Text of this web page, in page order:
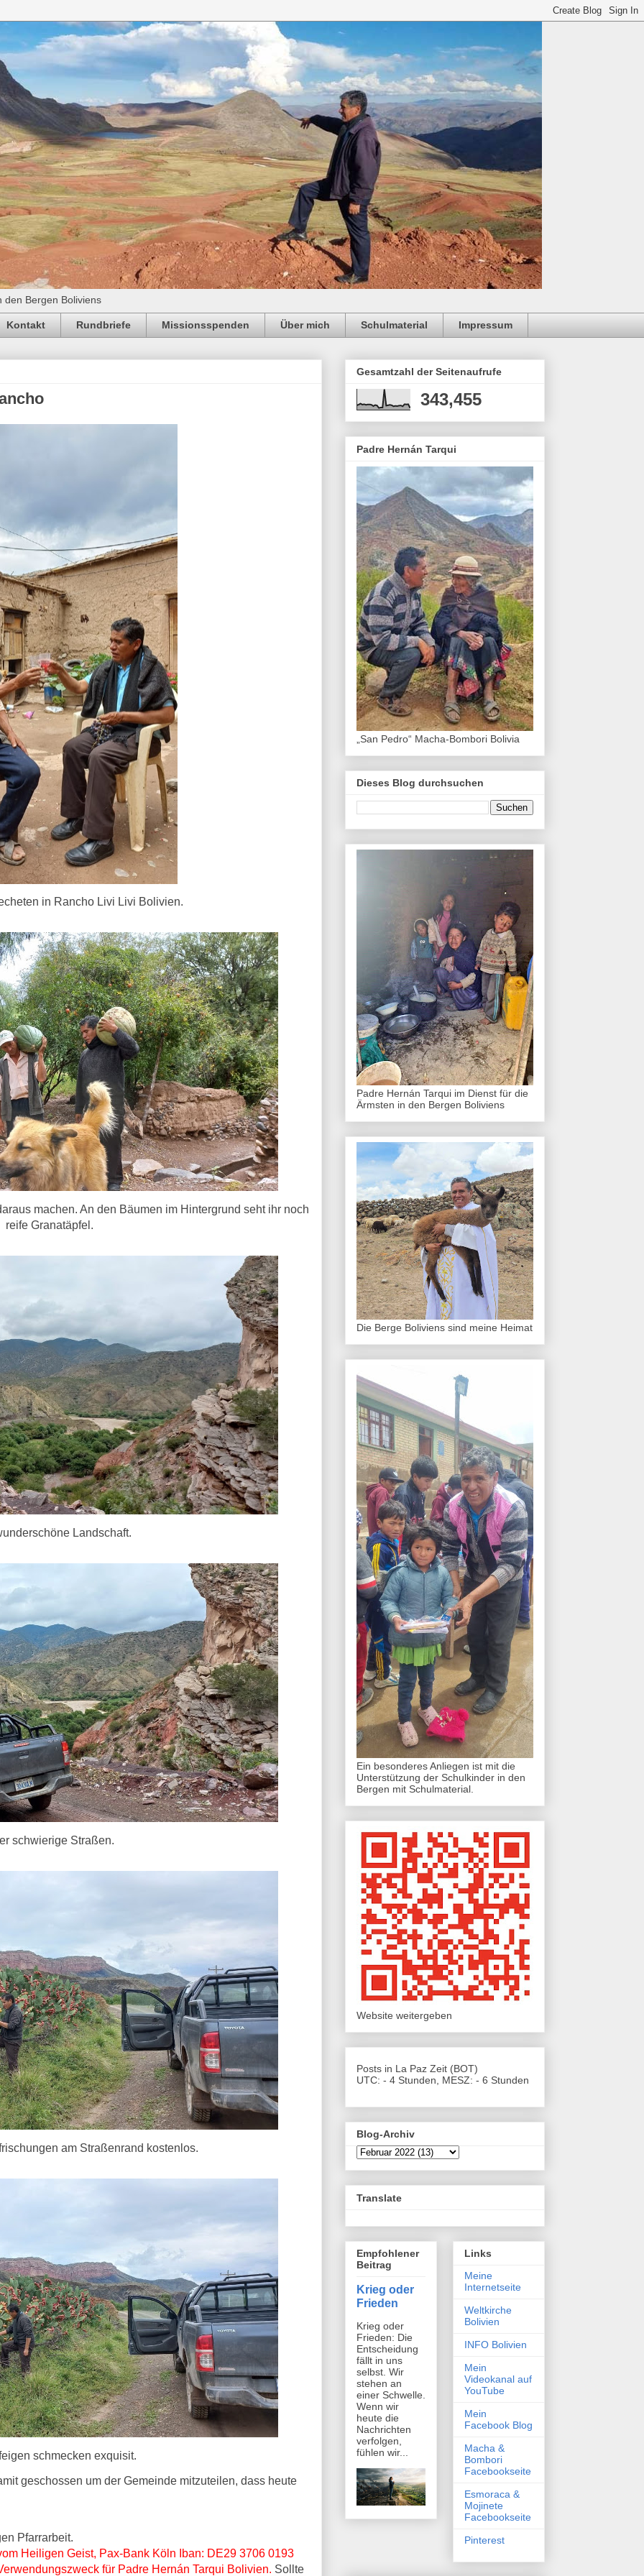
den Bergen Boliviens
Kontakt Rundbriefe Missionsspenden Über mich Schulmaterial Impressum
in Rancho Livi Livi Bolivien.
machen. An den Bäumen im Hintergrund seht ihr noch
reife Granatäpfel.
Landschaft.
schwierige Straßen.
am Straßenrand kostenlos.
schmecken exquisit.
geschossen um der Gemeinde mitzuteilen, dass heute
Pfarrarbeit.
Heiligen Geist, Pax-Bank Köln Iban: DE29 3706 0193
für Padre Hernán Tarqui Bolivien. Sollte
Gesamtzahl der Seitenaufrufe
343,455
Padre Hernán Tarqui
„San Pedro“ Macha-Bombori Bolivia
Dieses Blog durchsuchen
Padre Hernán Tarqui im Dienst für die
Ärmsten in den Bergen Boliviens
Die Berge Boliviens sind meine Heimat
Ein besonderes Anliegen ist mit die
Unterstützung der Schulkinder in den
Bergen mit Schulmaterial.
Website weitergeben
Posts in La Paz Zeit (BOT)
UTC: - 4 Stunden, MESZ: - 6 Stunden
Blog-Archiv
Translate
Empfohlener
Beitrag
Krieg oder
Frieden
Krieg oder
Frieden: Die
Entscheidung
fällt in uns
selbst. Wir
stehen an
einer Schwelle.
Wenn wir
heute die
Nachrichten
verfolgen,
fühlen wir...
Links
Meine
Internetseite
Weltkirche
Bolivien
INFO Bolivien
Mein
Videokanal auf
YouTube
Mein
Facebook Blog
Macha &
Bombori
Facebookseite
Esmoraca &
Mojinete
Facebookseite
Pinterest